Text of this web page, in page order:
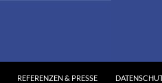
REFERENZEN & PRESSE